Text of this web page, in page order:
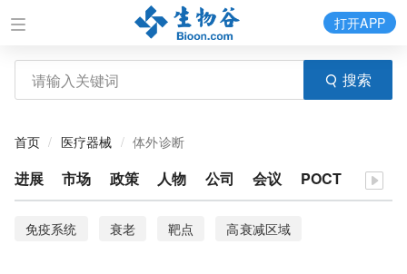
搜索
打开APP
首页 医疗器械 体外诊断
进展 市场 政策 人物 公司 会议 POCT
免疫系统 衰老 靶点
高衰减区域